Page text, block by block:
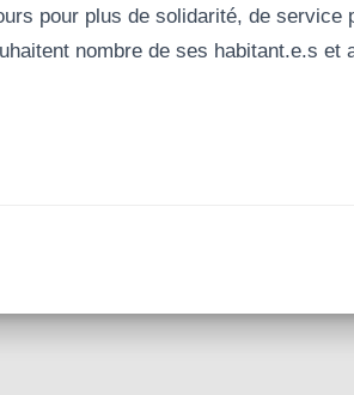
pour plus de solidarité, de service
nombre de ses habitant.e.s et